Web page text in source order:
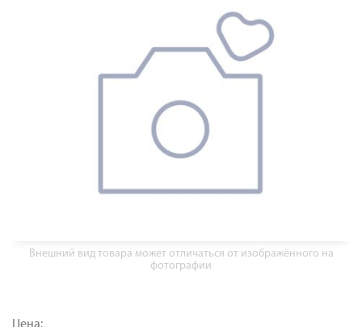
Внешний вид товара может отличаться от изображённого на
фотографии